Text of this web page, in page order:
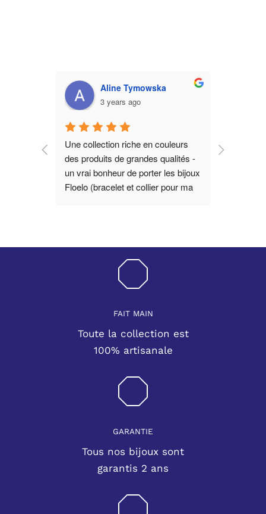
Aline Tymowska
3 years ago
Une collection riche en couleurs
des produits de grandes qualités -
un vrai bonheur de porter les bijoux
Floelo (bracelet et collier pour ma
FAIT MAIN
Toute la collection est
100% artisanale
GARANTIE
Tous nos bijoux sont
garantis 2 ans